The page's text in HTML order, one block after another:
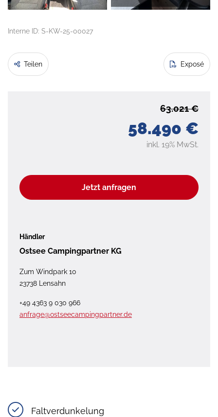
Interne ID: S-KW-25-00027
Teilen Exposé
58.490 €
63.021 €
inkl. 19% MwSt.
Jetzt anfragen
Händler
Ostsee Campingpartner KG
Zum Windpark 10
23738 Lensahn
+49 4363 9 030 966
anfrage@ostseecampingpartner.de
Faltverdunkelung